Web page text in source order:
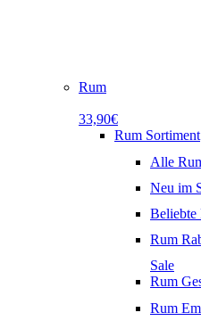
Rum
33,90€
Rum Sortiment
Alle
Neu im
Beliebte
Rum
Sale
Rum
Rum